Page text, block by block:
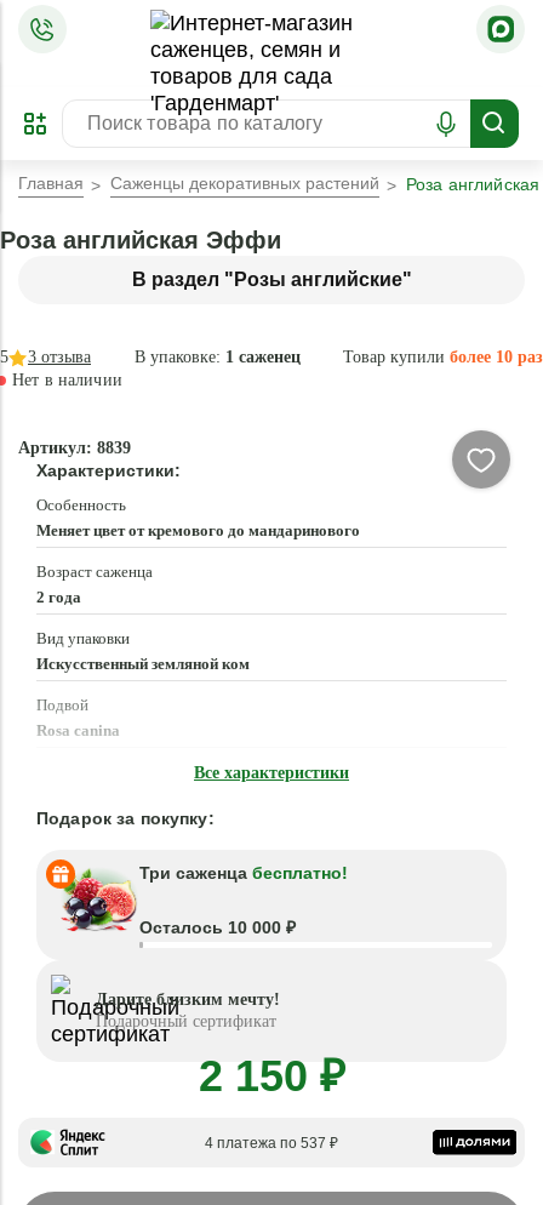
ПРЕДЗАКАЗ
ЗАБРОНИРОВАТЬ
ЛУЧШЕЕ
Главная Саженцы декоративных растений Роза
В раздел "Розы английские"
Роза английская Эффи
В упаковке: 1 саженец Товар купили более 10 раз
5 3 отзыва
Нет в наличии
Артикул: 8839
Характеристики:
Особенность
Меняет цвет от кремового до мандаринового
Возраст саженца
2 года
Вид упаковки
Искусственный земляной ком
Подвой
Rosa canina
Все характеристики
Подарок за покупку:
Три саженца бесплатно!
Осталось 10 000 ₽
Дарите близким мечту!
Подарочный сертификат
2 150 ₽
4 платежа по 537 ₽